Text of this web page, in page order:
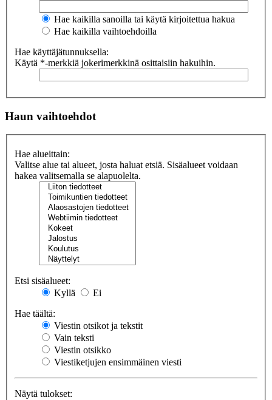
Hae kaikilla sanoilla tai käytä kirjoitettua hakua
Hae kaikilla vaihtoehdoilla
Hae käyttäjätunnuksella:
Käytä *-merkkiä jokerimerkkinä osittaisiin hakuihin.
Haun vaihtoehdot
Hae alueittain:
Valitse alue tai alueet, josta haluat etsiä. Sisäalueet voidaan
hakea valitsemalla se alapuolelta.
Etsi sisäalueet:
Kyllä
Ei
Hae täältä:
Viestin otsikot ja tekstit
Vain teksti
Viestin otsikko
Viestiketjujen ensimmäinen viesti
Näytä tulokset: